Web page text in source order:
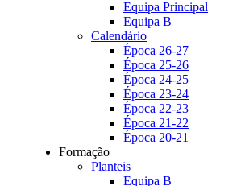
Equipa Principal
Equipa B
Calendário
Época 26-27
Época 25-26
Época 24-25
Época 23-24
Época 22-23
Época 21-22
Época 20-21
Formação
Planteis
Equipa B